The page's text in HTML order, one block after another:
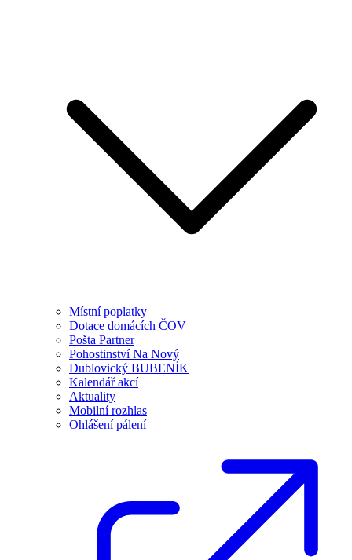
Místní poplatky
Dotace domácích ČOV
Pošta Partner
Pohostinství Na Nový
Dublovický BUBENÍK
Kalendář akcí
Aktuality
Mobilní rozhlas
Ohlášení pálení